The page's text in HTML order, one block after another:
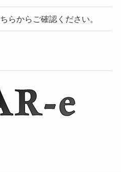
らからご確認ください。